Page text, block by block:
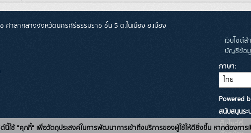
าลากลางจังหวัดนครศรีธรรมราช ชั้น 5 ต.ในเมือง อ.เมือง
เว็บไซต์
บัญชีข้อ
ภาษา
Powered
สนับสนุนระ
เว็บไซต์ที่
ต์นี้ใช้ "คุกกี้" เพื่อวัตถุประสงค์ในการพัฒนาการเข้าถึงบริการของผู้ใช้ให้ดียิ่งขึ้น หากต้องกา